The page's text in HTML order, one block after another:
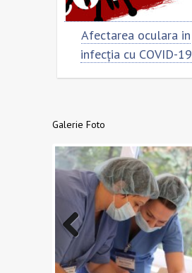
Afectarea oculara in
infecția cu COVID-19
Galerie Foto
Previo
us